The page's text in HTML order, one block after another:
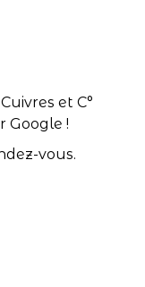
et C°
Google !
vous.